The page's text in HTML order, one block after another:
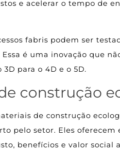
e acelerar o tempo de
fabris podem ser
é uma inovação que
para o 4D e o 5D.
construção
de construção
pelo setor. Eles
benefícios e valor social